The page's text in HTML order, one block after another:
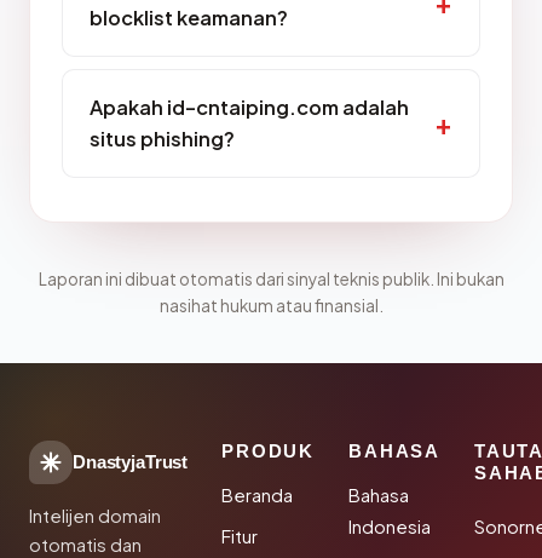
blocklist keamanan?
Apakah id-cntaiping.com adalah
situs phishing?
Laporan ini dibuat otomatis dari sinyal teknis publik. Ini bukan
nasihat hukum atau finansial.
DnastyjaTrust
Intelijen domain
otomatis dan
PRODUK
Beranda
Fitur
BAHASA
Bahasa
Indonesia